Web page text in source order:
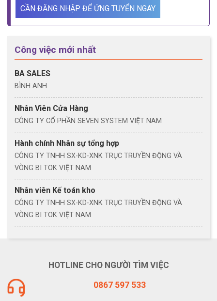
CẦN ĐĂNG NHẬP ĐỂ ỨNG TUYỂN NGAY
Công việc mới nhất
BA SALES
BÌNH ANH
Nhân Viên Cửa Hàng
CÔNG TY CỔ PHẦN SEVEN SYSTEM VIỆT NAM
Hành chính Nhân sự tổng hợp
CÔNG TY TNHH SX-KD-XNK TRỤC TRUYỀN ĐỘNG VÀ
VÒNG BI TOK VIỆT NAM
Nhân viên Kế toán kho
CÔNG TY TNHH SX-KD-XNK TRỤC TRUYỀN ĐỘNG VÀ
VÒNG BI TOK VIỆT NAM
HOTLINE CHO NGƯỜI TÌM VIỆC
0867 597 533